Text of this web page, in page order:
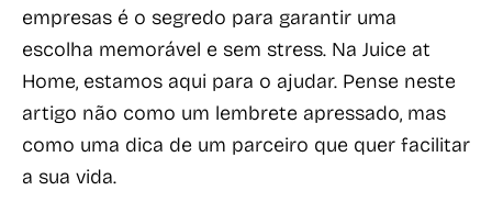
empresas é o segredo para garantir uma
escolha memorável e sem stress. Na Juice at
Home, estamos aqui para o ajudar. Pense neste
artigo não como um lembrete apressado, mas
como uma dica de um parceiro que quer facilitar
a sua vida.